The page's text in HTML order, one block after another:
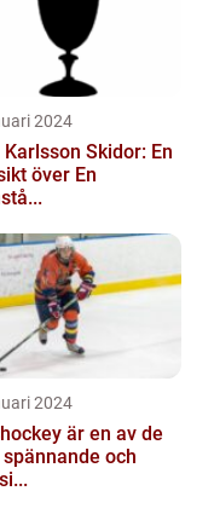
2024
Karlsson Skidor: En
över En
2024
är en av de
och